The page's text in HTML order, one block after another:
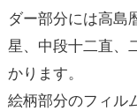
ダー部分には高島
星、中段十二直、
かります。
絵柄部分のフィル